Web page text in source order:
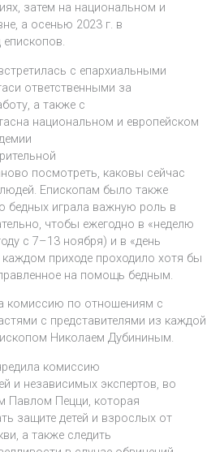
затем на национальном и
а осенью 2023 г. в
с епархиальными
ответственными за
а также с
национальном и европейском
посмотреть, каковы сейчас
Епископам было также
бедных играла важную роль в
чтобы ежегодно в «неделю
с 7–13 ноября) и в «день
приходе проходило хотя бы
на помощь бедным.
комиссию по отношениям с
с представителями из каждой
Николаем Дубининым.
комиссию
и независимых экспертов, во
Павлом Пецци, которая
защите детей и взрослых от
а также следить